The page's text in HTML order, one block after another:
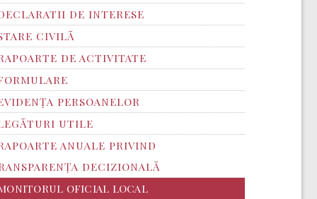
DE INTERESE
CIVILĂ
DE ACTIVITATE
PERSOANELOR
UTILE
ANUALE PRIVIND
DECIZIONALĂ
OFICIAL LOCAL